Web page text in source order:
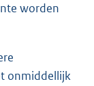
worden
onmiddellijk